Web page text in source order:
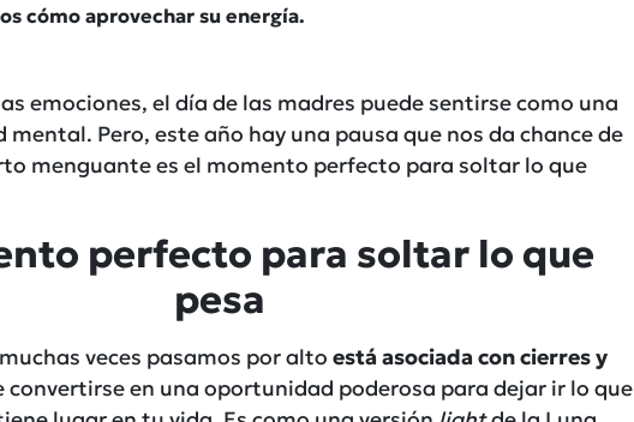
cómo aprovechar su energía.
emociones, el día de las madres puede sentirse como una
Pero, este año hay una pausa que nos da chance de
menguante es el momento perfecto para soltar lo que
perfecto para soltar lo que
pesa
veces pasamos por alto está asociada con cierres y
convertirse en una oportunidad poderosa para dejar ir lo que